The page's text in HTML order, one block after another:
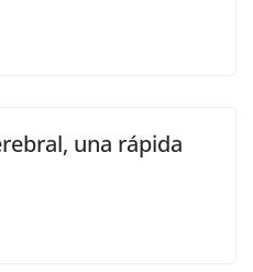
una rápida